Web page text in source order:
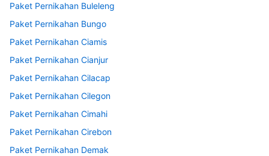
Paket Pernikahan Buleleng
Paket Pernikahan Bungo
Paket Pernikahan Ciamis
Paket Pernikahan Cianjur
Paket Pernikahan Cilacap
Paket Pernikahan Cilegon
Paket Pernikahan Cimahi
Paket Pernikahan Cirebon
Paket Pernikahan Demak